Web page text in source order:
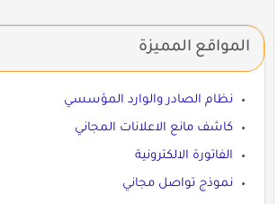
المواقع المميزة
نظام الصادر والوارد المؤسسي
كاشف مانع الاعلانات المجاني
الفاتورة الالكترونية
نموذج تواصل مجاني